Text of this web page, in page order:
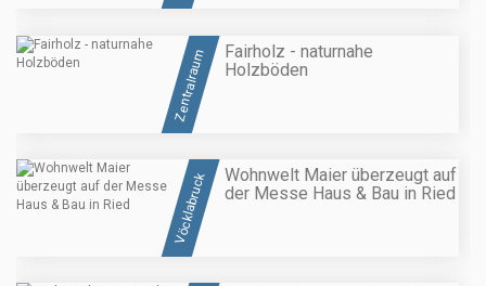
Zentralraum
Fairholz - naturnahe
Holzböden
Vöcklabruck
Wohnwelt Maier überzeugt auf
der Messe Haus & Bau in Ried